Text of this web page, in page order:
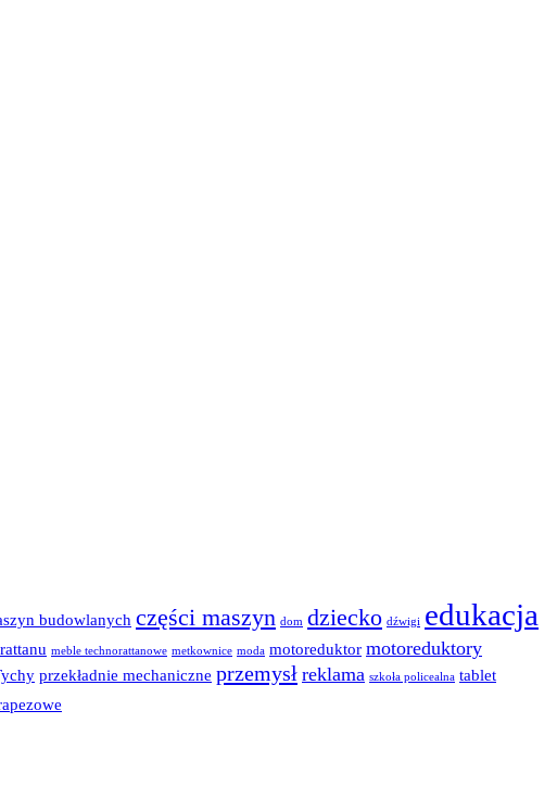
budowlanych części maszyn dom dziecko dźwigi edukacja
meble technorattanowe metkownice moda motoreduktor motoreduktory
przekładnie mechaniczne przemysł reklama szkoła policealna tablet